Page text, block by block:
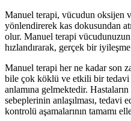
Manuel terapi, vücudun oksijen
yönlendirerek kas dokusundan
olur. Manuel terapi
hızlandırarak, gerçek bir
Manuel terapi her ne kadar son
bile çok köklü ve etkili bir tedavi
anlamına gelmektedir.
sebeplerinin anlaşılması, tedavi
kontrolü aşamalarının tamamı